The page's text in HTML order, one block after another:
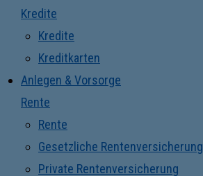
Kredite
Kredite
Kreditkarten
Anlegen & Vorsorge
Rente
Rente
Gesetzliche Rentenversicherung
Private Rentenversicherung